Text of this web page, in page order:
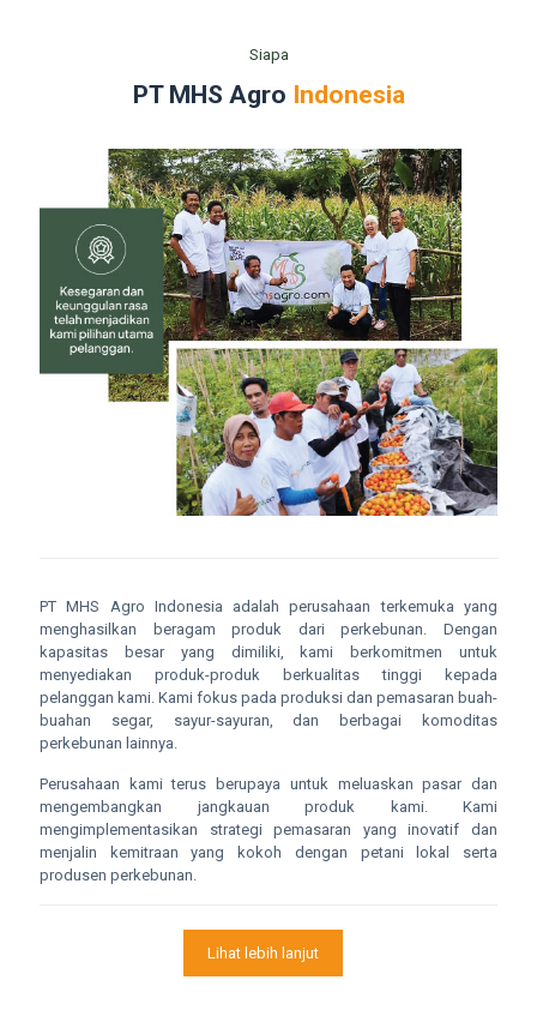
Siapa
PT MHS Agro Indonesia
PT MHS Agro Indonesia adalah perusahaan terkemuka yang
menghasilkan beragam produk dari perkebunan. Dengan
kapasitas besar yang dimiliki, kami berkomitmen untuk
menyediakan produk-produk berkualitas tinggi kepada
pelanggan kami. Kami fokus pada produksi dan pemasaran buah-
buahan segar, sayur-sayuran, dan berbagai komoditas
perkebunan lainnya.
Perusahaan kami terus berupaya untuk meluaskan pasar dan
mengembangkan jangkauan produk kami. Kami
mengimplementasikan strategi pemasaran yang inovatif dan
menjalin kemitraan yang kokoh dengan petani lokal serta
produsen perkebunan.
Lihat lebih lanjut